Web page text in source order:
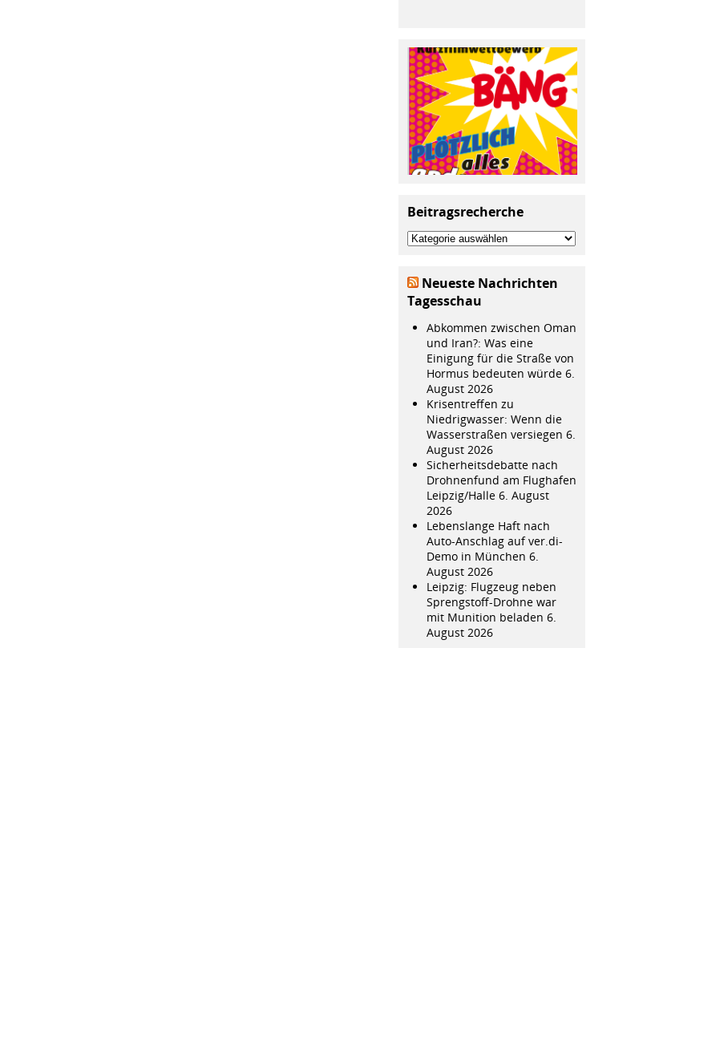
Beitragsrecherche
Beitragsrecherche
Neueste Nachrichten
Tagesschau
Abkommen zwischen Oman
und Iran?: Was eine
Einigung für die Straße von
Hormus bedeuten würde 6.
August 2026
Krisentreffen zu
Niedrigwasser: Wenn die
Wasserstraßen versiegen 6.
August 2026
Sicherheitsdebatte nach
Drohnenfund am Flughafen
Leipzig/Halle 6. August
2026
Lebenslange Haft nach
Auto-Anschlag auf ver.di-
Demo in München 6.
August 2026
Leipzig: Flugzeug neben
Sprengstoff-Drohne war
mit Munition beladen 6.
August 2026